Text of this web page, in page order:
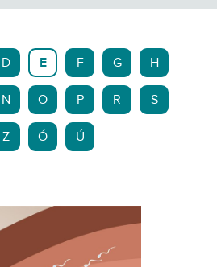
D E F G H
N O P R S
Z Ó Ú